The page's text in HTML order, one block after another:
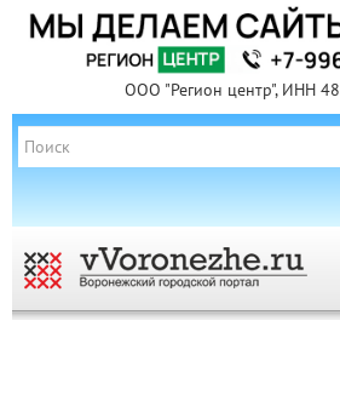
ООО "Регион центр", ИНН